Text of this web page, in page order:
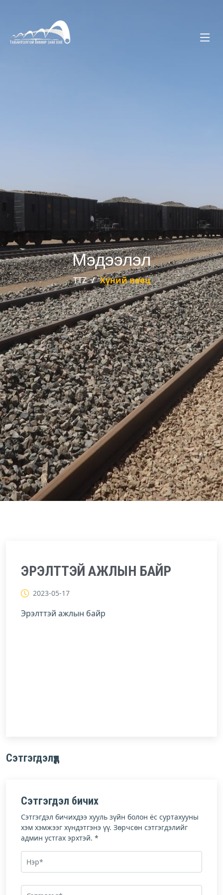
Мэдээлэл
TTZ Хүний нөөц
ЭРЭЛТТЭЙ АЖЛЫН БАЙР
2023-05-17
Эрэлттэй ажлын байр
Сэтгэгдэлүүд
Сэтгэгдэл бичих
Сэтгэгдэл бичихдээ хууль зүйн болон ёс суртахууны
хэм хэмжээг хүндэтгэнэ үү. Зөрчсөн сэтгэгдэлийг
админ устгах эрхтэй. *